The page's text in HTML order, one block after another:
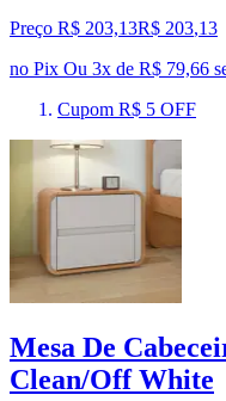
Preço R$ 203,13R$ 203,13
no Pix Ou 3x de R$ 79,66
Cupom R$ 5 OFF
Mesa De
Clean/Off White